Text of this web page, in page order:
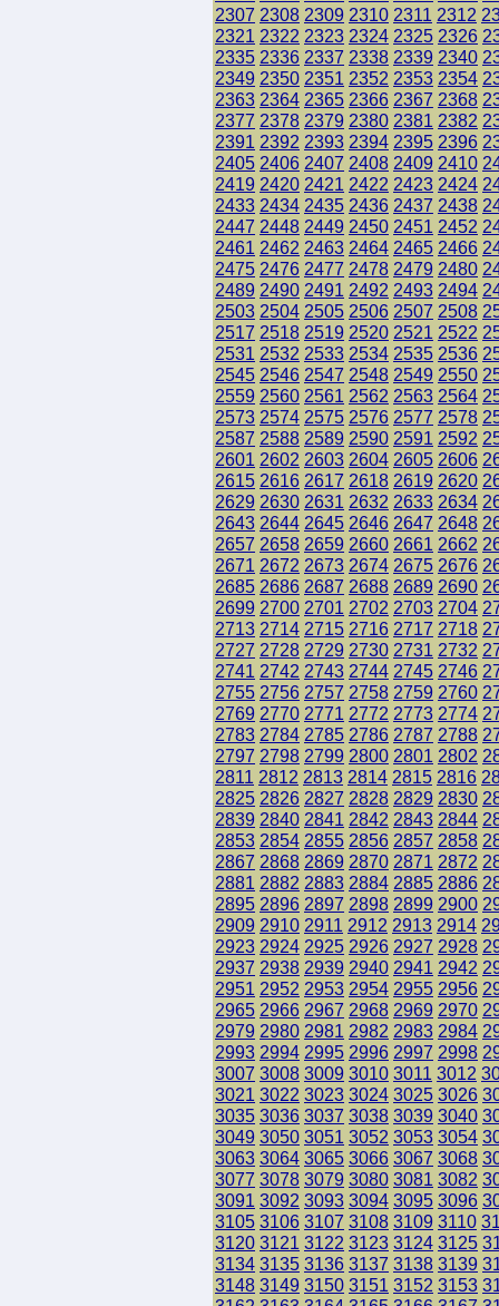
2307 2308 2309 2310 2311 2312
2321 2322 2323 2324 2325 2326
2335 2336 2337 2338 2339 2340
2349 2350 2351 2352 2353 2354
2363 2364 2365 2366 2367 2368
2377 2378 2379 2380 2381 2382
2391 2392 2393 2394 2395 2396
2405 2406 2407 2408 2409 2410
2419 2420 2421 2422 2423 2424
2433 2434 2435 2436 2437 2438
2447 2448 2449 2450 2451 2452
2461 2462 2463 2464 2465 2466
2475 2476 2477 2478 2479 2480
2489 2490 2491 2492 2493 2494
2503 2504 2505 2506 2507 2508
2517 2518 2519 2520 2521 2522
2531 2532 2533 2534 2535 2536
2545 2546 2547 2548 2549 2550
2559 2560 2561 2562 2563 2564
2573 2574 2575 2576 2577 2578
2587 2588 2589 2590 2591 2592
2601 2602 2603 2604 2605 2606
2615 2616 2617 2618 2619 2620
2629 2630 2631 2632 2633 2634
2643 2644 2645 2646 2647 2648
2657 2658 2659 2660 2661 2662
2671 2672 2673 2674 2675 2676
2685 2686 2687 2688 2689 2690
2699 2700 2701 2702 2703 2704
2713 2714 2715 2716 2717 2718
2727 2728 2729 2730 2731 2732
2741 2742 2743 2744 2745 2746
2755 2756 2757 2758 2759 2760
2769 2770 2771 2772 2773 2774
2783 2784 2785 2786 2787 2788
2797 2798 2799 2800 2801 2802
2811 2812 2813 2814 2815 2816
2825 2826 2827 2828 2829 2830
2839 2840 2841 2842 2843 2844
2853 2854 2855 2856 2857 2858
2867 2868 2869 2870 2871 2872
2881 2882 2883 2884 2885 2886
2895 2896 2897 2898 2899 2900
2909 2910 2911 2912 2913 2914
2923 2924 2925 2926 2927 2928
2937 2938 2939 2940 2941 2942
2951 2952 2953 2954 2955 2956
2965 2966 2967 2968 2969 2970
2979 2980 2981 2982 2983 2984
2993 2994 2995 2996 2997 2998
3007 3008 3009 3010 3011 3012
3021 3022 3023 3024 3025 3026
3035 3036 3037 3038 3039 3040
3049 3050 3051 3052 3053 3054
3063 3064 3065 3066 3067 3068
3077 3078 3079 3080 3081 3082
3091 3092 3093 3094 3095 3096
3105 3106 3107 3108 3109 3110
3120 3121 3122 3123 3124 3125
3134 3135 3136 3137 3138 3139
3148 3149 3150 3151 3152 3153